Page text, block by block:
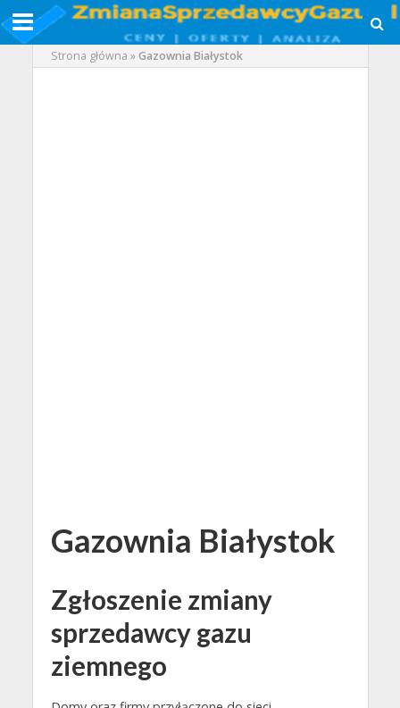
Strona główna »Gazownia Białystok
Gazownia Białystok
Zgłoszenie zmiany
sprzedawcy gazu
ziemnego